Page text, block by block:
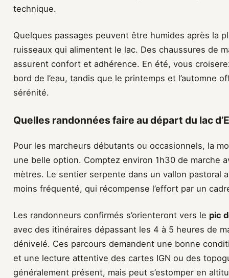
technique.
Quelques passages peuvent être humides après la
ruisseaux qui alimentent le lac. Des chaussures de
assurent confort et adhérence. En été, vous
bord de l’eau, tandis que le printemps et l’automne
sérénité.
Quelles randonnées faire au départ du lac
Pour les marcheurs débutants ou occasionnels, la
une belle option. Comptez environ 1h30 de marche
mètres. Le sentier serpente dans un vallon pastoral
moins fréquenté, qui récompense l’effort par un
Les randonneurs confirmés s’orienteront vers le pic
avec des itinéraires dépassant les 4 à 5 heures de
dénivelé. Ces parcours demandent une bonne
et une lecture attentive des cartes IGN ou des
généralement présent, mais peut s’estomper en